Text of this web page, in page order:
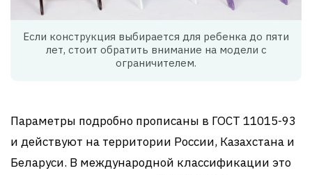
Если конструкция выбирается для ребенка до пяти
лет, стоит обратить внимание на модели с
ограничителем.
Параметры подробно прописаны в ГОСТ 11015-93
и действуют на территории России, Казахстана и
Беларуси. В международной классификации это